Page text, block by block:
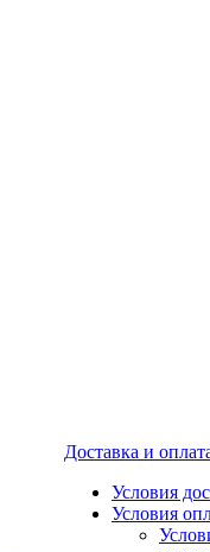
Доставка и
Условия
Условия